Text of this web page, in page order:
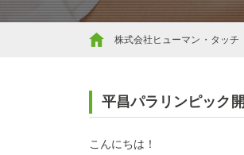
株式会社ヒューマン・タッチ
平昌パラリンピック
こんにちは！